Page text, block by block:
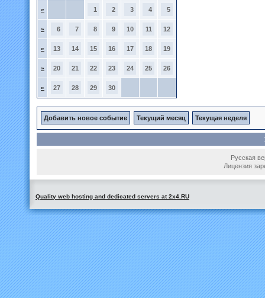
» 1 2 3 4 5
» 6 7 8 9 10 11 12
» 13 14 15 16 17 18 19
» 20 21 22 23 24 25 26
» 27 28 29 30
Добавить новое событие Текущий месяц Текущая неделя
Русская
Лицензия
Quality web hosting and dedicated servers at 2x4.RU